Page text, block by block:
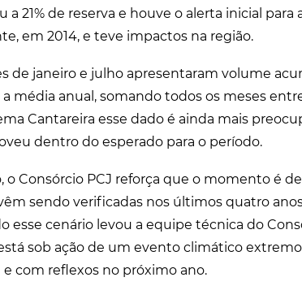
21% de reserva e houve o alerta inicial para
em 2014, e teve impactos na região.
de janeiro e julho apresentaram volume
média anual, somando todos os meses
Cantareira esse dado é ainda mais
dentro do esperado para o período.
o Consórcio PCJ reforça que o momento é
sendo verificadas nos últimos quatro
esse cenário levou a equipe técnica do
sob ação de um evento climático
com reflexos no próximo ano.